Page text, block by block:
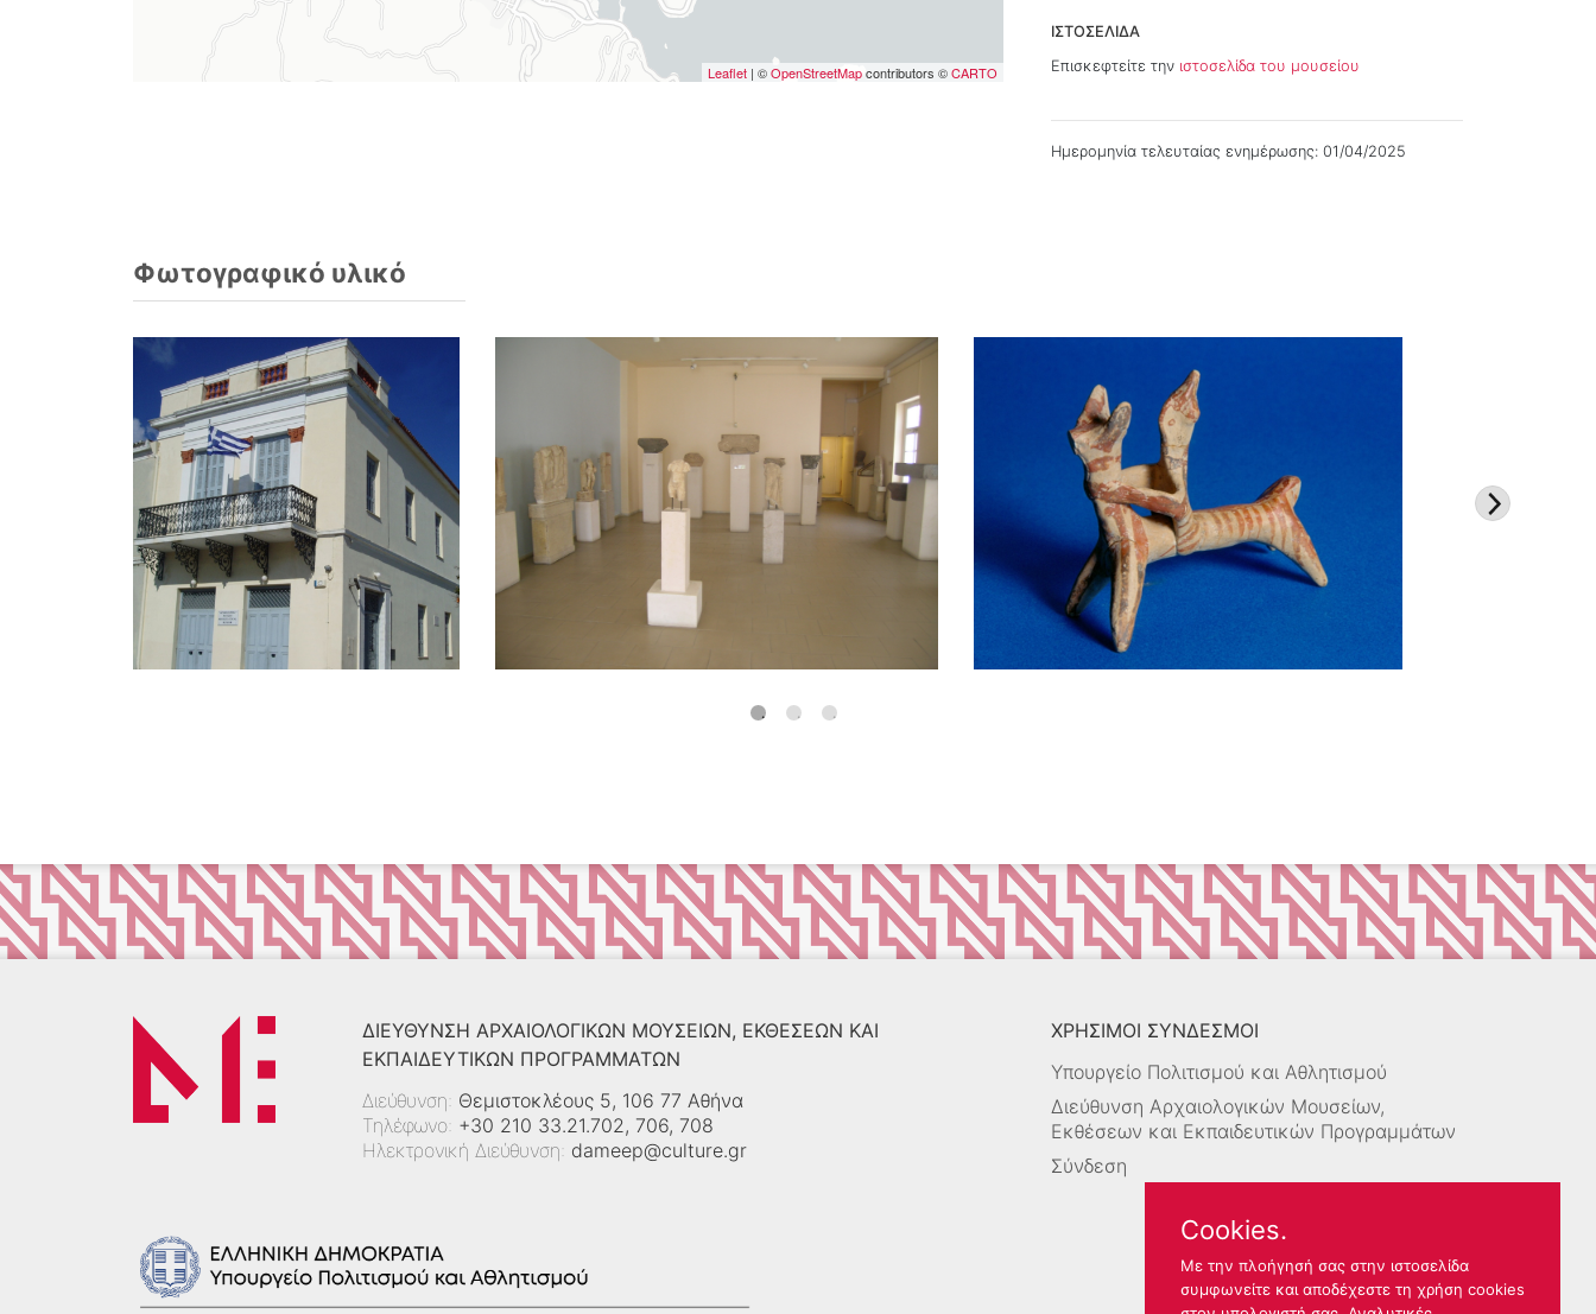
Leaflet | ©OpenStreetMapcontributors ©CARTO
ΙΣΤΟΣΕΛΊΔΑ
Επισκεφτείτε την ιστοσελίδα του μουσείου
Ημερομηνία τελευταίας ενημέρωσης: 01/04/2025
Φωτογραφικό υλικό
ΔΙΕΎΘΥΝΣΗ ΑΡΧΑΙΟΛΟΓΙΚΏΝ ΜΟΥΣΕΊΩΝ, ΕΚΘΈΣΕΩΝ ΚΑΙ
ΕΚΠΑΙΔΕΥΤΙΚΏΝ ΠΡΟΓΡΑΜΜΆΤΩΝ
Διεύθυνση: Θεμιστοκλέους 5, 106 77 Αθήνα
Τηλέφωνο: +30 210 33.21.702, 706, 708
Ηλεκτρονική Διεύθυνση: dameep@culture.gr
ΧΡΗΣΙΜΟΙ ΣΥΝΔΕΣΜΟΙ
Υπουργείο Πολιτισμού και Αθλητισμού
Διεύθυνση Αρχαιολογικών Μουσείων,
Εκθέσεων και Εκπαιδευτικών Προγραμμάτων
Σύνδεση
Cookies.
Με την πλοήγησή σας στην ιστοσελίδα
συμφωνείτε και αποδέχεστε τη χρήση cookies